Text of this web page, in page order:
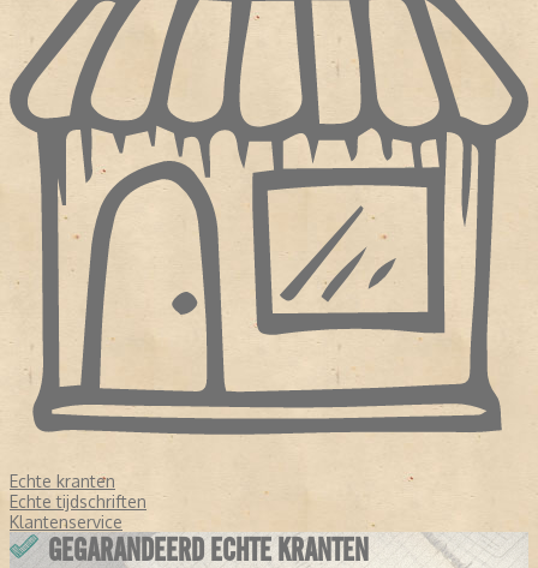
Echte kranten
Echte tijdschriften
Klantenservice
GEGARANDEERD ECHTE KRANTEN